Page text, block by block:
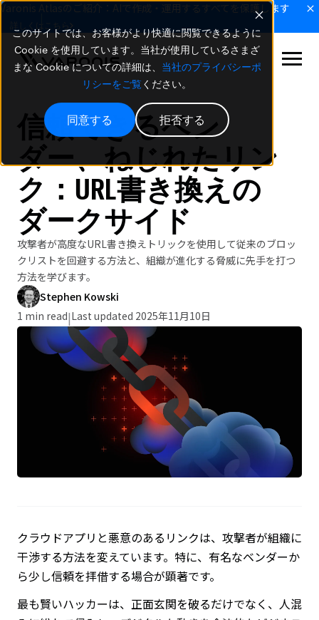
このサイトでは、お客様がより快適に閲覧できるように
Cookie を使用しています。当社が使用しているさまざ
まな Cookie についての詳細は、 当社のプライバシーポ
リシーをご覧ください。
同意する 拒否する
Varonis Atlasのご紹介：AIで作成・運用するすべてを保護します
詳しくはこちら
信頼できるベン
ダー、ねじれたリン
ク：URL書き換えの
ダークサイド
攻撃者が高度なURL書き換えトリックを使用して従来のブロッ
クリストを回避する方法と、組織が進化する脅威に先手を打つ
方法を学びます。
Stephen Kowski
1 min read Last updated 2025年11月10日
クラウドアプリと悪意のあるリンクは、攻撃者が組織に
干渉する方法を変えています。特に、有名なベンダーか
ら少し信頼を拝借する場合が顕著です。
最も賢いハッカーは、正面玄関を破るだけでなく、人混